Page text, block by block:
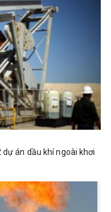
án dầu khí ngoài khơi